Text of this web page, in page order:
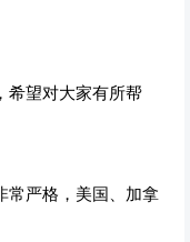
希望对大家有所帮
常严格，美国、加拿